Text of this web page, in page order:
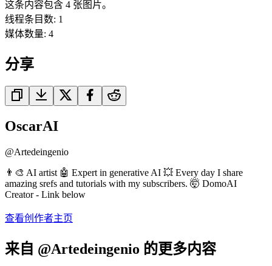
这条内容包含 4 张图片。
线程条目数: 1
媒体数量: 4
分享
OscarAI
@Artedeingenio
👨‍🎨 AI artist 🤖 Expert in generative AI 💥 Every day I share
amazing srefs and tutorials with my subscribers. 🤯 DomoAI
Creator - Link below
查看创作者主页
来自 @Artedeingenio 的更多内容